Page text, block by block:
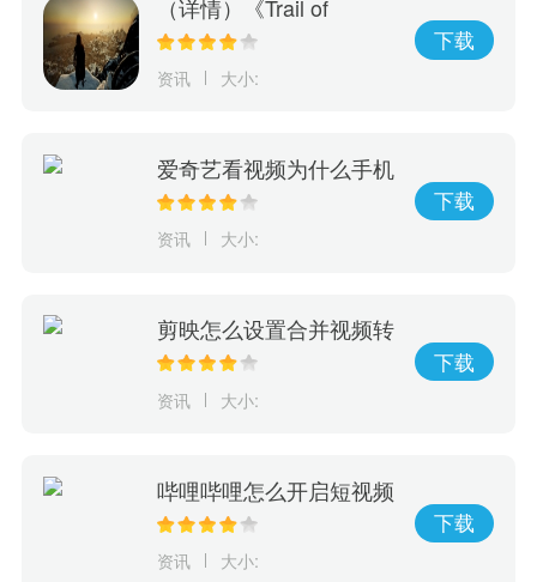
（详情）《Trail of
Ayash》抢先体验游戏上
决定部族未来命运
资讯 大小:
下载
爱奇艺看视频为什么手机
会震动
资讯 大小:
下载
剪映怎么设置合并视频转
场
资讯 大小:
下载
哔哩哔哩怎么开启短视频
字幕
资讯 大小:
下载